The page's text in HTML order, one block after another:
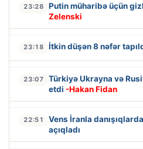
23:28 Putin müharibə üçün
Zelenski
23:18 İtkin düşən 8 nəfər
23:07
Türkiyə Ukrayna və
etdi -Hakan Fidan
22:51
Vens İranla
açıqladı